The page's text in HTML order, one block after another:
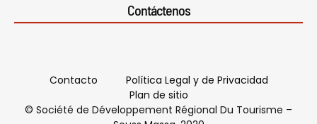
Contáctenos
Contacto
Política Legal y de Privacidad
Plan de sitio
© Société de Développement Régional Du Tourisme –